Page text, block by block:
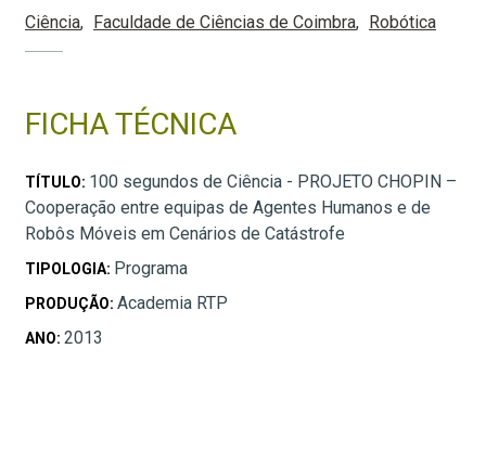
Ciência Faculdade de Ciências de Coimbra Robótica
FICHA TÉCNICA
TÍTULO: 100 segundos de Ciência - PROJETO CHOPIN –
Cooperação entre equipas de Agentes Humanos e de
Robôs Móveis em Cenários de Catástrofe
TIPOLOGIA: Programa
PRODUÇÃO: Academia RTP
ANO: 2013